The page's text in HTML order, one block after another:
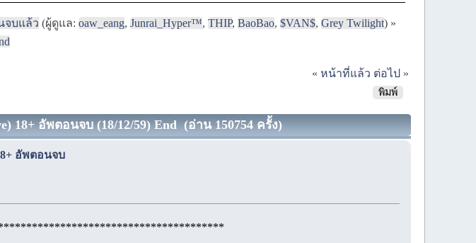
จบแล้ว (ผู้ดูแล:oaw_eang,Junrai_Hyper™,THIP,BaoBao,$VAN$,Grey Twilight) »
« หน้าที่แล้ว ต่อไป »
พิมพ์
18+ อัพตอนจบ (18/12/59) End (อ่าน 150754 ครั้ง)
อัพตอนจบ